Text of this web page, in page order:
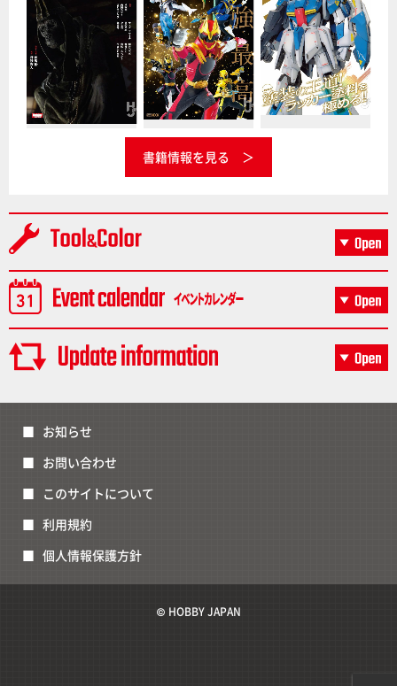
書籍情報を見る
お知らせ
お問い合わせ
このサイトについて
利用規約
個人情報保護方針
© HOBBY JAPAN